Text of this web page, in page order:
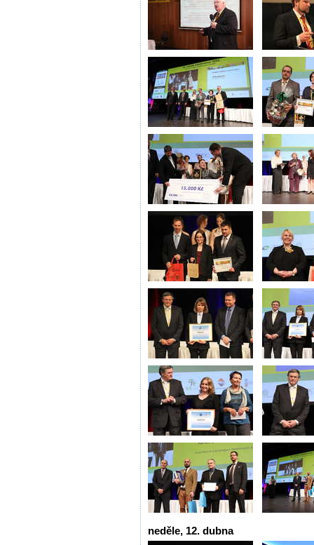
neděle, 12. dubna